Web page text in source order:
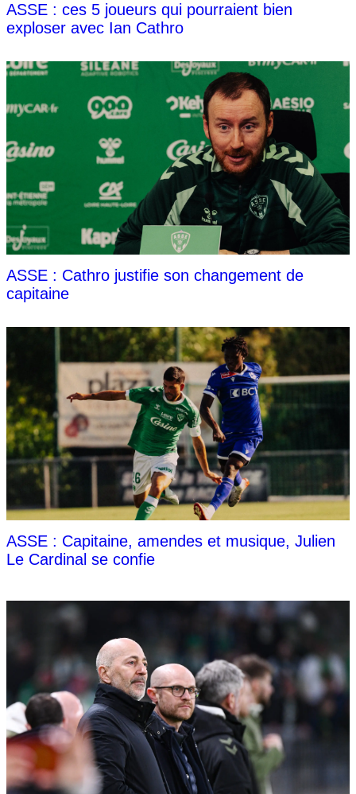
ASSE : ces 5 joueurs qui pourraient bien
exploser avec Ian Cathro
ASSE : Cathro justifie son changement de
capitaine
ASSE : Capitaine, amendes et musique, Julien
Le Cardinal se confie